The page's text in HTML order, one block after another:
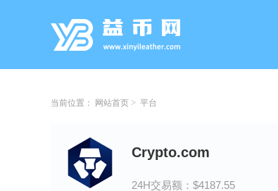
当前位置： 网站首页 平台
Crypto.com
24H交易额：$4187.55